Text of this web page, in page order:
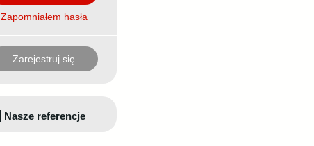
Zapomniałem hasła
Zarejestruj się
Nasze referencje